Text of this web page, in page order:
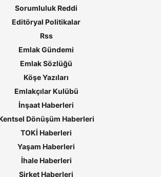
Sorumluluk Reddi
Editöryal Politikalar
Rss
Emlak Gündemi
Emlak Sözlüğü
Köşe Yazıları
Emlakçılar Kulübü
İnşaat Haberleri
Dönüşüm Haberleri
TOKİ Haberleri
Yaşam Haberleri
İhale Haberleri
Şirket Haberleri